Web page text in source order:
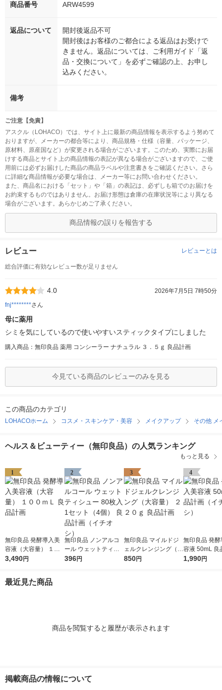
商品番号 ARW4599
返品について
開封後返品不可
開封後はお客様のご都合による返品はお受けで
きません。返品については、ご利用ガイド「返
品・交換について」を必ずご確認の上、お申し
込みください。
備考
ご注意【免責】
アスクル（LOHACO）では、サイト上に最新の商品情報を表示するよう努めて
おりますが、メーカーの都合等により、商品規格・仕様（容量、パッケージ、
原材料、原産国など）が変更される場合がございます。このため、実際にお届
けする商品とサイト上の商品情報の表記が異なる場合がございますので、ご使
用前には必ずお届けした商品の商品ラベルや注意書きをご確認ください。さら
に詳細な商品情報が必要な場合は、メーカー等にお問い合わせください。
また、商品名における「セット」や「箱」の表記は、必ずしも箱でのお届けを
お約束するものではありません。お届け形態は倉庫の在庫状況等により異なる
場合がございます。あらかじめご了承ください。
商品情報の誤りを報告する
レビュー レビューとは
総合評価に有効なレビュー数が足りません
4.0
2026年7月5日 7時50分
fnj********さん
母に薬用
シミを気にしているので使いやすいスティックタイプにしました
購入商品：無印良品 薬用 コンシーラー ナチュラル ３．５ｇ 良品計画
今見ている商品のレビューのみを見る
この商品のカテゴリ
LOHACOホーム コスメ・スキンケア・美容 メイクアップ その他 メ
ヘルス＆ビューティー（無印良品）の人気ランキング
もっと見る
1
無印良品 発酵導入美
容液（大容量） １０
０ｍＬ 良品計画
3,490円
2
無印良品 ノンアルコ
ール ウェットティシ
ュー 80枚入 1セット
396円
3
無印良品 マイルドジ
ェルクレンジング（大
容量） ２２０ｇ 良品
850円
4
無印良品 発酵
容液 50mL 良
（イチオシ）
1,990円
最近見た商品
商品を閲覧すると履歴が表示されます
掲載商品の情報について